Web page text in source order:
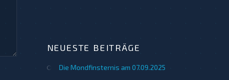
NEUESTE BEITRÄGE
Die Mondfinsternis am 07.09.2025